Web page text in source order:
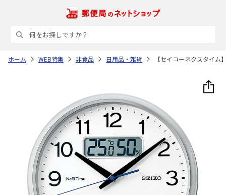
ホーム WEB特集 非食品 日用品・雑貨 【セイコーネクスタイ